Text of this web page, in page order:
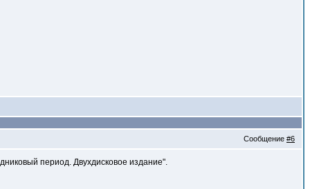
Сообщение #6
период. Двухдисковое издание".